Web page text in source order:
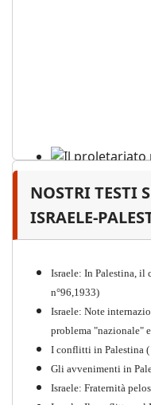
Il proletariato
guerra
NOSTRI TESTI
ISRAELE-
Israele: In Palestina, il
n°96,1933)
Israele: Note
problema "nazionale"
I conflitti in Palestina (
Gli avvenimenti in
Israele: Fraternità